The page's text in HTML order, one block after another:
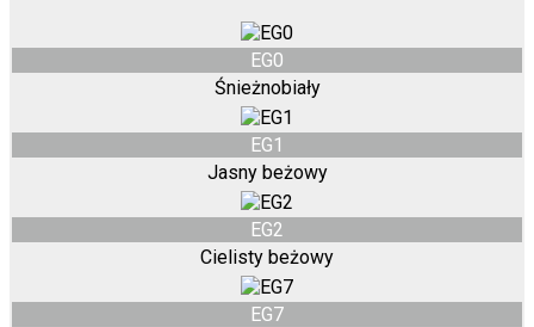
EG0
Śnieżnobiały
EG1
Jasny beżowy
EG2
Cielisty beżowy
EG7